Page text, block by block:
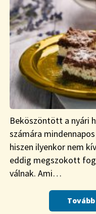
Beköszöntött a nyári
számára
hiszen ilyenkor nem
eddig megszokott
válnak. Ami…